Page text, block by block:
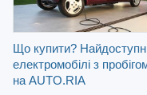
Що купити?
електромобілі з
на AUTO.RIA